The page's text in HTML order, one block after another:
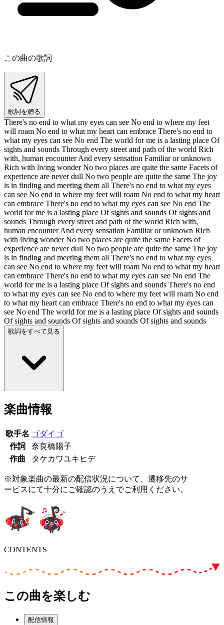
この曲の歌詞
歌詞を贈る
There's no end to what my eyes can see No end to where my feet
will roam No end to what my heart can embrace There's no end to
what my eyes can see No end The world for me is a lasting place Of
sights and sounds Through every street and path of the world Rich
with, human encounter And every sensation Familiar or unknown
Rich with living wonder No two places are quite the same Facets of
experience are never dull No two people are quite the same The joy
is in finding and meeting them all There's no end to what my eyes
can see No end to where my feet will roam No end to what my heart
can embrace There's no end to what my eyes can see No end The
world for me is a lasting place Of sights and sounds Of sights and
sounds Through every street and path of the world Rich with,
human encounter And every sensation Familiar or unknown Rich
with living wonder No two places are quite the same Facets of
experience are never dull No two people are quite the same The joy
is in finding and meeting them all There's no end to what my eyes
can see No end to where my feet will roam No end to what my heart
can embrace There's no end to what my eyes can see No end The
world for me is a lasting place Of sights and sounds There's no end
to what my eyes can see No end to where my feet will roam No end
to what my heart can embrace There's no end to what my eyes can
see No end The world for me is a lasting place Of sights and sounds
Of sights and sounds Of sights and sounds Of sights and sounds
歌詞をすべて見る
楽曲情報
歌手名 ゴダイゴ
作詞
奈良橋陽子
作曲
タケカワユキヒデ
※対象楽曲の最新の配信状況について、遷移先のサ
ービスにて十分にご確認のうえでご利用ください。
CONTENTS
この曲を楽しむ
配信情報